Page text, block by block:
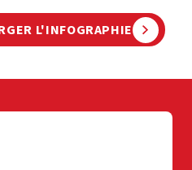
L'INFOGRAPHIE